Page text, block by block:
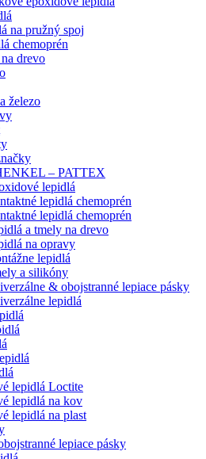
na pružný spoj
chemoprén
drevo
železo
– PATTEX
lepidlá
lepidlá chemoprén
lepidlá chemoprén
a tmely na drevo
na opravy
lepidlá
a silikóny
& obojstranné lepiace pásky
lepidlá
lepidlá Loctite
lepidlá na kov
lepidlá na plast
lepiace pásky